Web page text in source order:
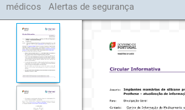
médicos
Alertas de segurança